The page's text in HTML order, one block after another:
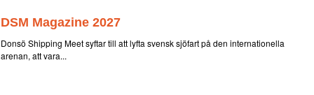
DSM Magazine 2027
Donsö Shipping Meet syftar till att lyfta svensk sjöfart på den internationella
arenan, att vara...